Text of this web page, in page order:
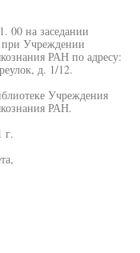
00 на заседании
при Учреждении
РАН по адресу:
д. 1/12.
Учреждения
РАН.
г.